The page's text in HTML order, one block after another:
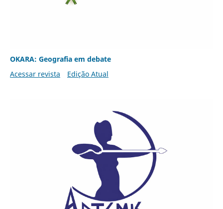
OKARA: Geografia em debate
Acessar revista
Edição Atual